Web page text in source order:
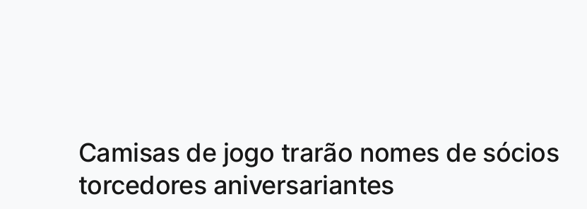
Camisas de jogo trarão nomes de sócios
torcedores aniversariantes